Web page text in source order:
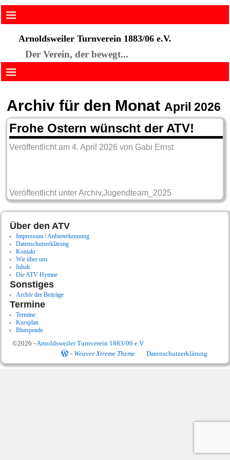
Arnoldsweiler Turnverein 1883/06 e.V.
Der Verein, der bewegt...
Archiv für den Monat April 2026
Frohe Ostern wünscht der ATV!
Veröffentlicht am4. April 2026 von Gabi Ernst
Veröffentlicht unter Archiv,Jugendteam_2025
Über den ATV
Impressum / Anbieterkennung
Datenschutzerklärung
Kontakt
Wir über uns
Inhalt
Die ATV Hymne
Sonstiges
Archiv der Beiträge
Termine
Termine
Kursplan
Blutspende
©2026 - Arnoldsweiler Turnverein 1883/06 e.V.
- Weaver Xtreme Theme Datenschutzerklärung